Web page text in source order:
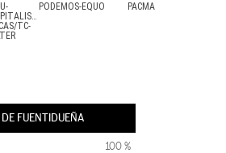
IU-
TC-
PODEMOS-EQUO PACMA
FUENTIDUEÑA
100 %